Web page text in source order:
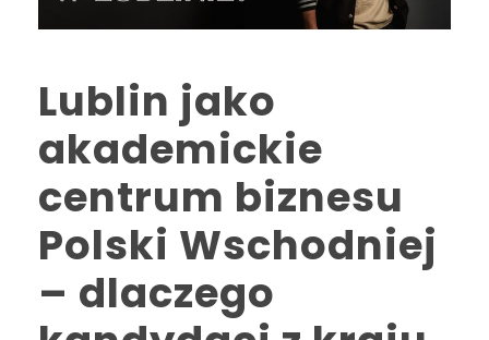
Lublin jako
akademickie
centrum biznesu
Polski Wschodniej
– dlaczego